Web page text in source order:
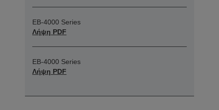
EB-4000 Series
Λήψη PDF
EB-4000 Series
Λήψη PDF